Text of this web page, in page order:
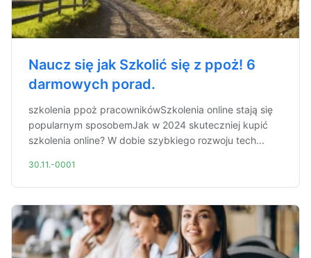
Naucz się jak Szkolić się z ppoż! 6
darmowych porad.
szkolenia ppoż pracownikówSzkolenia online stają się
popularnym sposobemJak w 2024 skuteczniej kupić
szkolenia online? W dobie szybkiego rozwoju tech...
30.11.-0001